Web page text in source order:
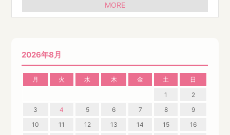
MORE
2026年8月
月 火 水 木 金 土
日
1
2
3
4 5 6 7 8
9
10
11 12 13 14 15
16